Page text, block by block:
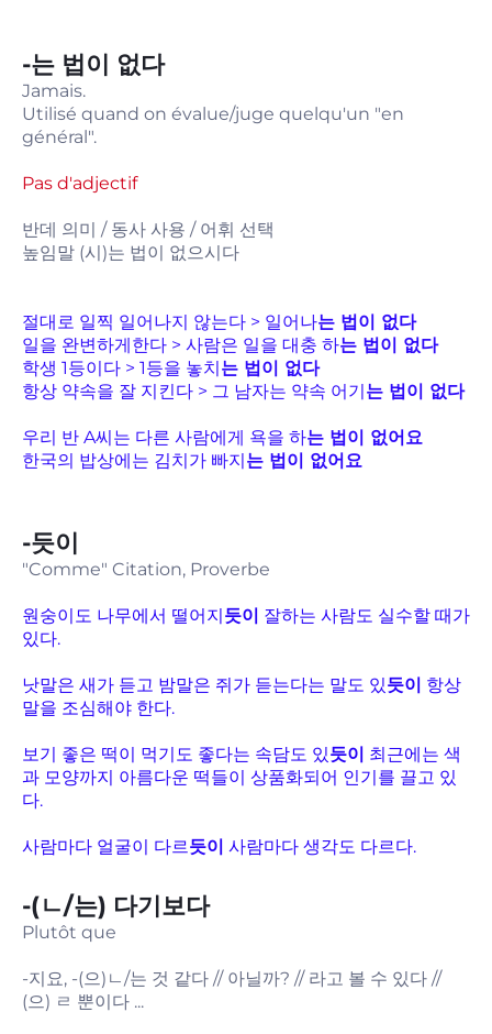
-는 법이 없다
Jamais.
Utilisé quand on évalue/juge quelqu'un "en
général".
Pas d'adjectif
반데 의미 / 동사 사용 / 어휘 선택
높임말 (시)는 법이 없으시다
절대로 일찍 일어나지 않는다 > 일어나는 법이 없다
일을 완변하게한다 > 사람은 일을 대충 하는 법이 없다
학생 1등이다 > 1등을 놓치 는 법이 없다
항상 약속을 잘 지킨다 > 그 남자는 약속 어기 는 법이 없다
우리 반 A씨는 다른 사람에게 욕을 하는 법이 없어요
한국의 밥상에는 김치가 빠지 는 법이 없어요
-듯이
"Comme" Citation, Proverbe
원숭이도 나무에서 떨어지 듯이 잘하는 사람도 실수할 때가
있다.
낫말은 새가 듣고 밤말은 쥐가 듣는다는 말도 있듯이 항상
말을 조심해야 한다.
보기 좋은 떡이 먹기도 좋다는 속담도 있듯이 최근에는 색
과 모양까지 아름다운 떡들이 상품화되어 인기를 끌고 있
다.
사람마다 얼굴이 다르듯이 사람마다 생각도 다르다.
-(ㄴ/는) 다기보다
Plutôt que
-지요, -(으)ㄴ/는 것 같다 // 아닐까? // 라고 볼 수 있다 //
(으) ㄹ 뿐이다 ...